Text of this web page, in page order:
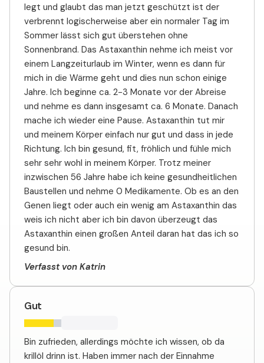
legt und glaubt das man jetzt geschützt ist der
verbrennt logischerweise aber ein normaler Tag im
Sommer lässt sich gut überstehen ohne
Sonnenbrand. Das Astaxanthin nehme ich meist vor
einem Langzeiturlaub im Winter, wenn es dann für
mich in die Wärme geht und dies nun schon einige
Jahre. Ich beginne ca. 2-3 Monate vor der Abreise
und nehme es dann insgesamt ca. 6 Monate. Danach
mache ich wieder eine Pause. Astaxanthin tut mir
und meinem Körper einfach nur gut und dass in jede
Richtung. Ich bin gesund, fit, fröhlich und fühle mich
sehr sehr wohl in meinem Körper. Trotz meiner
inzwischen 56 Jahre habe ich keine gesundheitlichen
Baustellen und nehme 0 Medikamente. Ob es an den
Genen liegt oder auch ein wenig am Astaxanthin das
weis ich nicht aber ich bin davon überzeugt das
Astaxanthin einen großen Anteil daran hat das ich so
gesund bin.
Verfasst von Katrin
Gut
Bin zufrieden, allerdings möchte ich wissen, ob da
krillöl drinn ist. Haben immer nach der Einnahme